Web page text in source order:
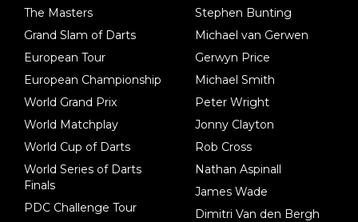
The Masters
Grand Slam of Darts
European Tour
European Championship
World Grand Prix
World Matchplay
World Cup of Darts
World Series of Darts
Finals
PDC Challenge Tour
Stephen Bunting
Michael van Gerwen
Gerwyn Price
Michael Smith
Peter Wright
Jonny Clayton
Rob Cross
Nathan Aspinall
James Wade
Dimitri Van den Bergh